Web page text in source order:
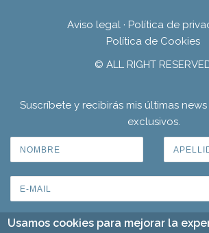
Aviso legal · Política de
Política de Cookies
© ALL RIGHT
Suscríbete y recibirás mis últimas
exclusivos.
Usamos cookies para mejorar la